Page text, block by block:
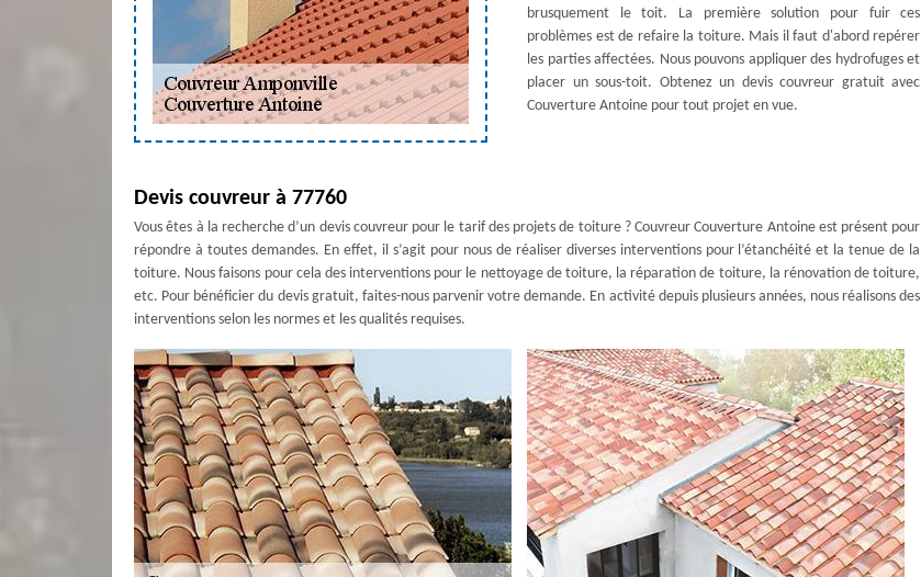
brusquement le toit. La première solution pour fuir ces
problèmes est de refaire la toiture. Mais il faut d'abord repérer
les parties affectées. Nous pouvons appliquer des hydrofuges et
placer un sous-toit. Obtenez un devis couvreur gratuit avec
Couverture Antoine pour tout projet en vue.
Devis couvreur à 77760
Vous êtes à la recherche d’un devis couvreur pour le tarif des projets de toiture ? Couvreur Couverture Antoine est présent pour
répondre à toutes demandes. En effet, il s’agit pour nous de réaliser diverses interventions pour l’étanchéité et la tenue de la
toiture. Nous faisons pour cela des interventions pour le nettoyage de toiture, la réparation de toiture, la rénovation de toiture,
etc. Pour bénéficier du devis gratuit, faites-nous parvenir votre demande. En activité depuis plusieurs années, nous réalisons des
interventions selon les normes et les qualités requises.